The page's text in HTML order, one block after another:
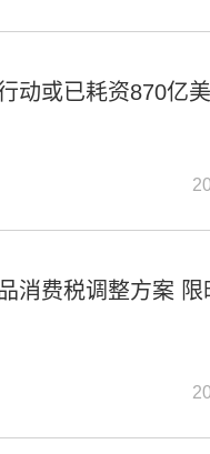
动或已耗资870亿
消费税调整方案 限